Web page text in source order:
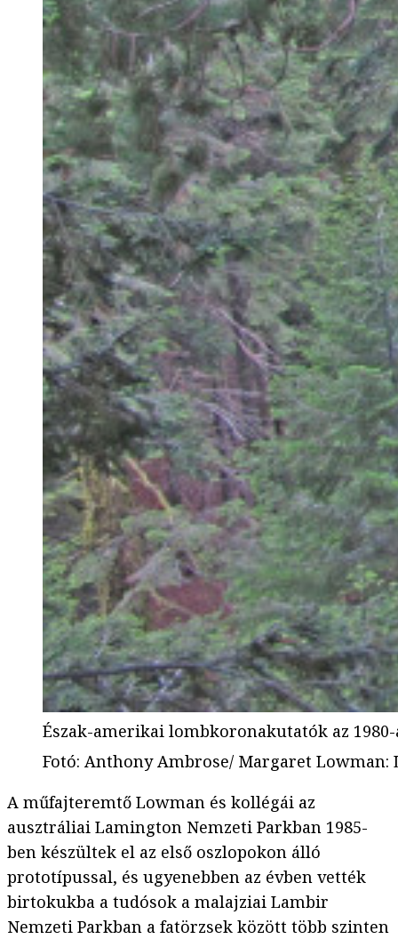
Észak-amerikai lombkoronakutatók az
Fotó: Anthony Ambrose/ Margaret Lowman:
A műfajteremtő Lowman és kollégái az
ausztráliai Lamington Nemzeti Parkban 1985-
ben készültek el az első oszlopokon álló
prototípussal, és ugyenebben az évben vették
birtokukba a tudósok a malajziai Lambir
Nemzeti Parkban a fatörzsek között több szinten